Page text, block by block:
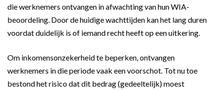
die werknemers ontvangen in afwachting van hun WIA-
beoordeling. Door de huidige wachttijden kan het lang duren
voordat duidelijk is of iemand recht heeft op een uitkering.
Om inkomensonzekerheid te beperken, ontvangen
werknemers in die periode vaak een voorschot. Tot nu toe
bestond het risico dat dit bedrag (gedeeltelijk) moest